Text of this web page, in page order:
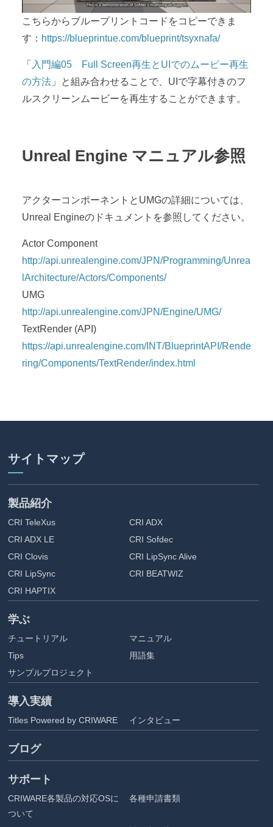
こちらからブループリントコードをコピーできま
す： https://blueprintue.com/blueprint/tsyxnafa/
「 入門編05 Full Screen再生とUIでのムービー再生
の方法 」と組み合わせることで、UIで字幕付きのフ
ルスクリーンムービーを再生することができます。
Unreal Engine マニュアル参照
アクターコンポーネントとUMGの詳細については、
Unreal Engineのドキュメントを参照してください。
Actor Component
http://api.unrealengine.com/JPN/Programming/Unrea
lArchitecture/Actors/Components/
UMG
http://api.unrealengine.com/JPN/Engine/UMG/
TextRender (API)
https://api.unrealengine.com/INT/BlueprintAPI/Rende
ring/Components/TextRender/index.html
サイトマップ
製品紹介
CRI TeleXus
CRI ADX
CRI ADX LE
CRI Sofdec
CRI Clovis
CRI LipSync Alive
CRI LipSync
CRI BEATWIZ
CRI HAPTIX
学ぶ
チュートリアル
マニュアル
Tips
用語集
サンプルプロジェクト
導入実績
Titles Powered by CRIWARE インタビュー
ブログ
サポート
CRIWARE各製品の対応OSに
ついて
各種申請書類